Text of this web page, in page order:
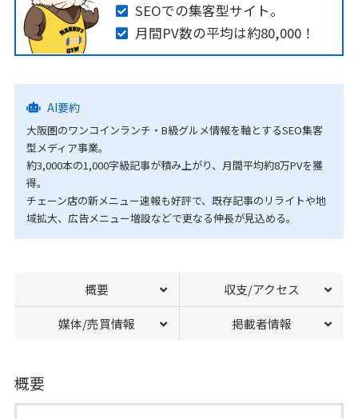
SEOでの集客型サイト。
月間PV数の平均は約80,000！
AI要約
大阪圏のワンコインランチ・B級グルメ情報を軸とするSEO集客
型メディア事業。
約3,000本の1,000字級記事が積み上がり、月間平均約8万PVを獲
得。
チェーン店の新メニュー速報も好評で、既存記事のリライトや地
域拡大、広告メニュー増設などで更なる伸長が見込める。
概要 収支/アクセス
媒体/売買情報 掲載者情報
概要